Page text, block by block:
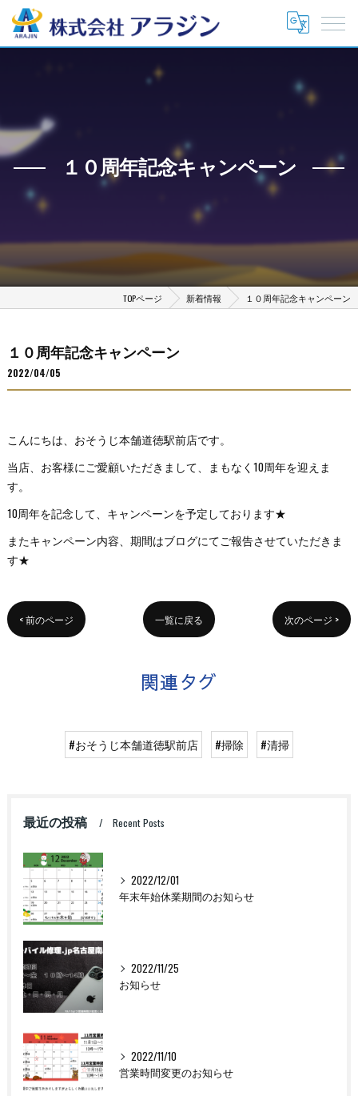
１０周年記念キャンペーン
TOPページ 新着情報 １０周年記念キャンペーン
１０周年記念キャンペーン
2022/04/05
こんにちは、おそうじ本舗道徳駅前店です。
当店、お客様にご愛顧いただきまして、まもなく10周年を迎えま
す。
10周年を記念して、キャンペーンを予定しております★
またキャンペーン内容、期間はブログにてご報告させていただきま
す★
< 前のページ 一覧に戻る 次のページ >
関連タグ
#おそうじ本舗道徳駅前店 #掃除 #清掃
最近の投稿 Recent Posts
2022/12/01
年末年始休業期間のお知らせ
2022/11/25
お知らせ
2022/11/10
営業時間変更のお知らせ